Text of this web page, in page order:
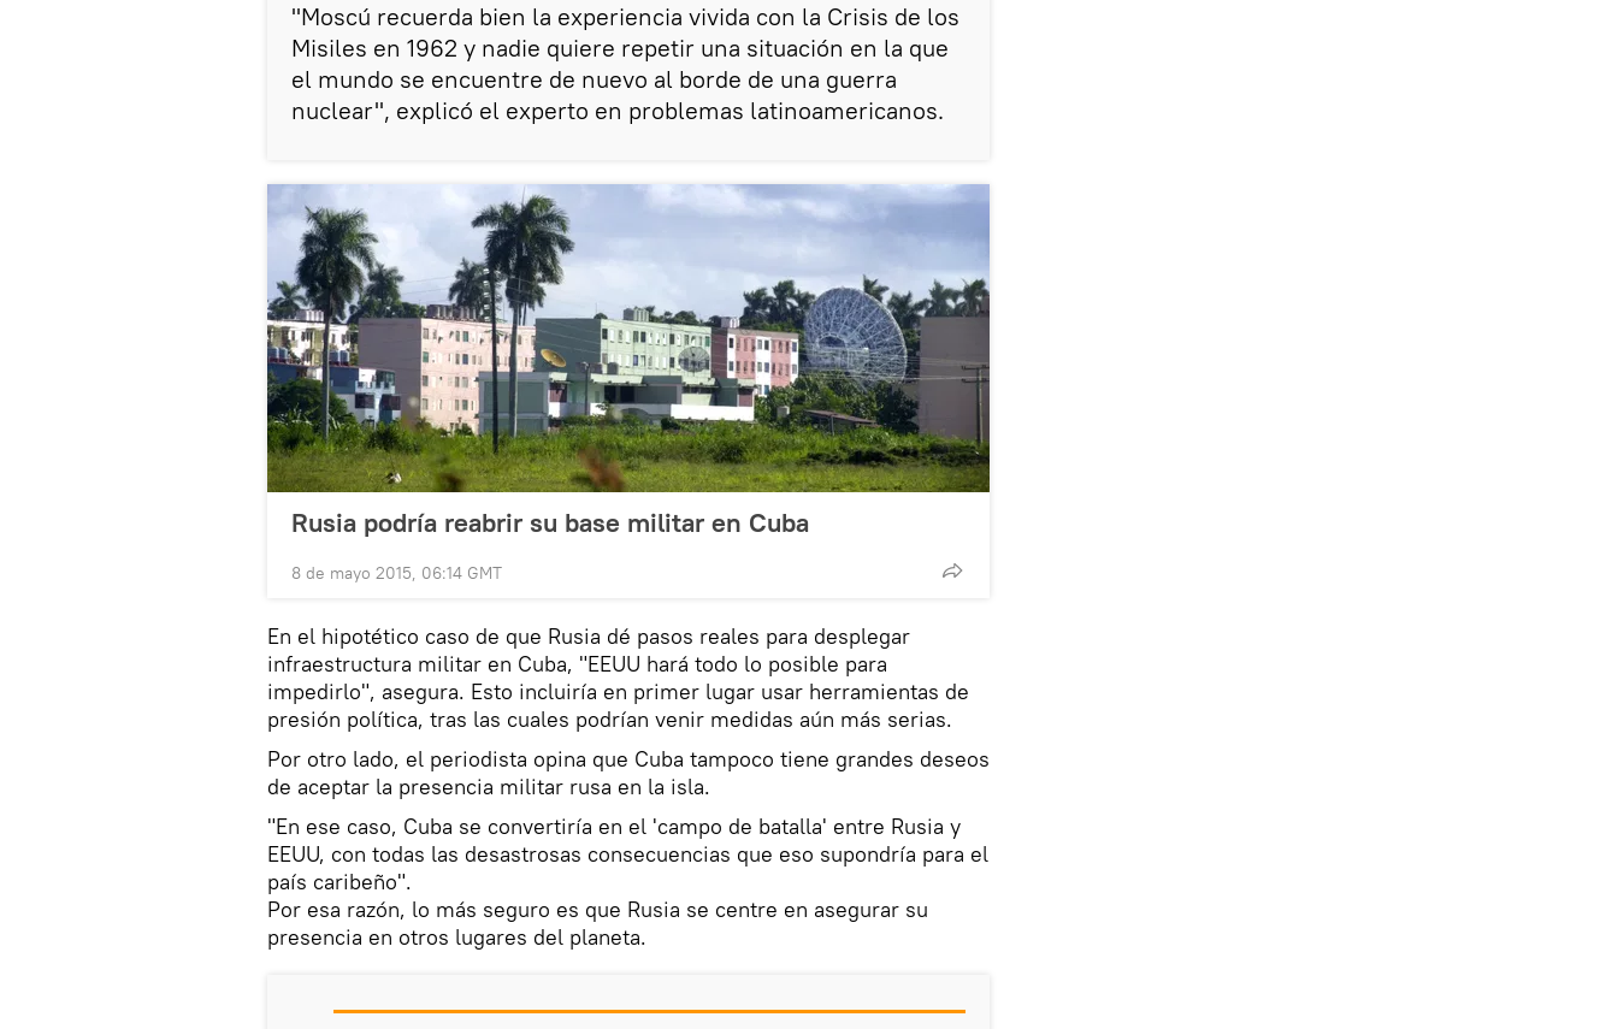
"Moscú recuerda bien la experiencia vivida con la Crisis de los
Misiles en 1962 y nadie quiere repetir una situación en la que
el mundo se encuentre de nuevo al borde de una guerra
nuclear", explicó el experto en problemas latinoamericanos.
Rusia podría reabrir su base militar en Cuba
8 de mayo 2015, 06:14 GMT
En el hipotético caso de que Rusia dé pasos reales para desplegar
infraestructura militar en Cuba, "EEUU hará todo lo posible para
impedirlo", asegura. Esto incluiría en primer lugar usar herramientas de
presión política, tras las cuales podrían venir medidas aún más serias.
Por otro lado, el periodista opina que Cuba tampoco tiene grandes deseos
de aceptar la presencia militar rusa en la isla.
"En ese caso, Cuba se convertiría en el 'campo de batalla' entre Rusia y
EEUU, con todas las desastrosas consecuencias que eso supondría para el
país caribeño".
Por esa razón, lo más seguro es que Rusia se centre en asegurar su
presencia en otros lugares del planeta.